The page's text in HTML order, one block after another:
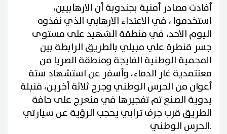
أفادت مصادر أمنية بجندوبة أن الارهابيين،
استخدموا ، في الاعتداء الارهابي الذي نفذوه
اليوم الاحد، في منطقة الشهيد على مستوى
جسر قنطرة علي مبيلي بالطريق الرابطة بين
المحمية الوطنية الفايجة ومنطقة الصريا من
معتتمدية غار الدماء، وأسفر عن استشهاد ستة
أعوان من الحرس الوطني وجرح ثلاثة أخرين، قنبلة
يدوية الصنع تم تفجيرها في منعرج على حافة
الطريق قرب جرف ترابي يحجب الرؤية عن سيارتي
الحرس الوطني.